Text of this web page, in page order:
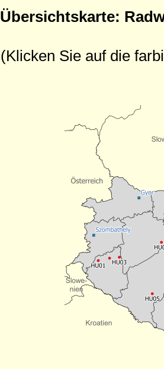
Übersichtskarte:
(Klicken Sie auf die